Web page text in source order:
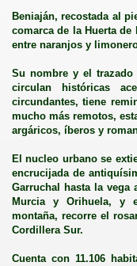
Beniaján, recostada al
comarca de la Huerta
entre naranjos y
Su nombre y el
circulan históricas
circundantes, tiene
mucho más remotos,
argáricos, íberos y
El nucleo urbano se
encrucijada de
Garruchal hasta la vega
Murcia y Orihuela, y
montaña, recorre el
Cordillera Sur.
Cuenta con 11.106